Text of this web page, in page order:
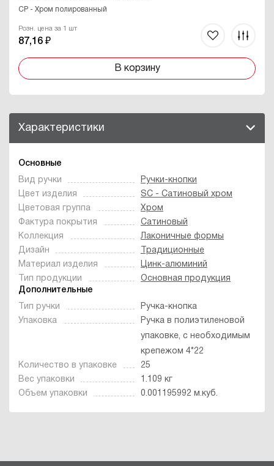
CP - Хром полированный
Розн. цена за 1 шт
87,16 ₽
В корзину
Характеристики
Основные
Вид ручки
Ручки-кнопки
Цвет изделия
SC - Сатиновый хром
Цветовая группа
Хром
Фактура покрытия
Сатиновый
Коллекция
Лаконичные формы
Дизайн
Традиционные
Материал изделия
Цинк-алюминий
Тип продукции
Основная продукция
Дополнительные
Тип ручки
Ручка-кнопка
Упаковка
Ручка в полиэтиленовой
упаковке, с необходимым
крепежом 4*22
Количество в упаковке
25
Вес упаковки
1.109 кг
Объем упаковки
0.001195992 м.куб.